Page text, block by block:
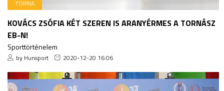
TORNA
KOVÁCS ZSÓFIA KÉT SZEREN IS ARANYÉRMES A TORNÁSZ
EB-N!
Sporttörténelem
by Hunsport 2020-12-20 16:06